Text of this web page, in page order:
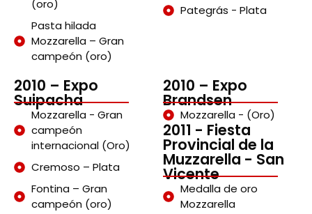
(oro)
Pasta hilada
Mozzarella – Gran
campeón (oro)
Pategrás - Plata
2010 – Expo
Suipacha
Mozzarella - Gran
campeón
internacional (Oro)
Cremoso – Plata
Fontina – Gran
campeón (oro)
2010 – Expo
Brandsen
Mozzarella - (Oro)
2011 - Fiesta
Provincial de la
Muzzarella - San
Vicente
Medalla de oro
Mozzarella